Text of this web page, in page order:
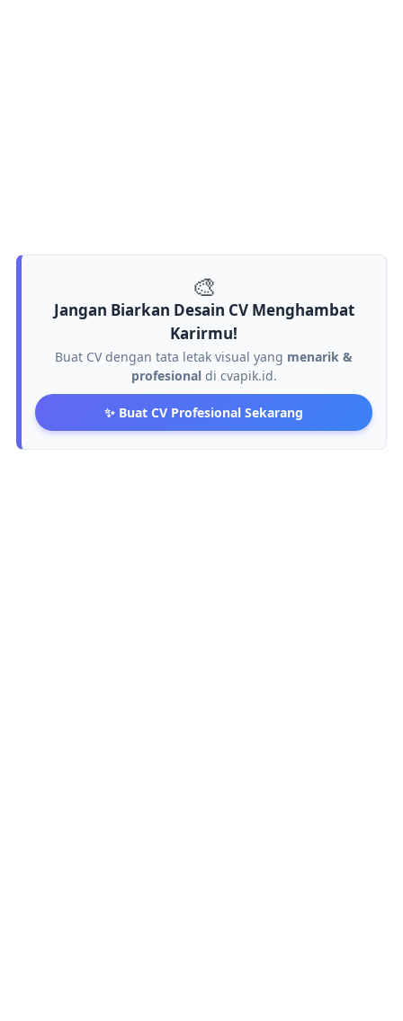
🎨
Jangan Biarkan Desain CV Menghambat
Karirmu!
Buat CV dengan tata letak visual yang menarik &
profesionaldi cvapik.id.
✨ Buat CV Profesional Sekarang